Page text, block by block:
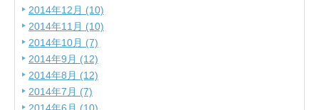
2014年12月 (10)
2014年11月 (10)
2014年10月 (7)
2014年9月 (12)
2014年8月 (12)
2014年7月 (7)